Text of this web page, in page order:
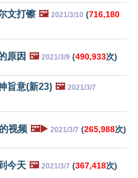
文打镲 🖼️ 2021/3/10 (716,180
原因 🖼️ 2021/3/9 (490,933次)
旨意(新23) 🖼️ 2021/3/7
视频 🖼️▶️ 2021/3/7 (265,988次)
今天 🖼️ 2021/3/7 (367,418次)